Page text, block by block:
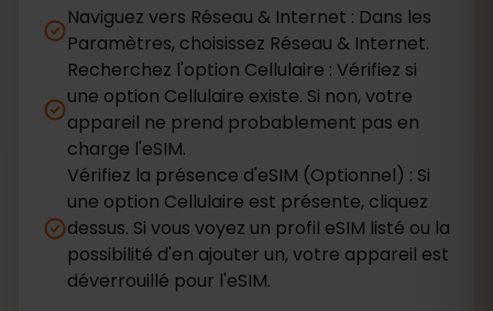
Naviguez vers Réseau & Internet : Dans les
Paramètres, choisissez Réseau & Internet.
Recherchez l'option Cellulaire : Vérifiez si
une option Cellulaire existe. Si non, votre
appareil ne prend probablement pas en
charge l'eSIM.
Vérifiez la présence d'eSIM (Optionnel) : Si
une option Cellulaire est présente, cliquez
dessus. Si vous voyez un profil eSIM listé ou la
possibilité d'en ajouter un, votre appareil est
déverrouillé pour l'eSIM.